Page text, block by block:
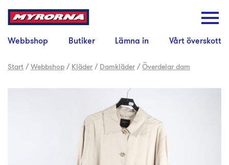
Webbshop Butiker Lämna in Vårt överskott
Start /Webbshop / Kläder / Damkläder /Överdelar dam